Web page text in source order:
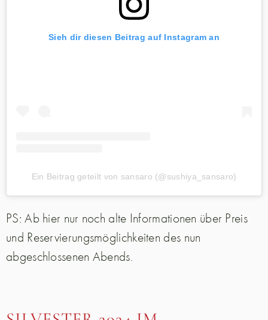
Sieh dir diesen Beitrag auf Instagram an
Ein Beitrag geteilt von sansaro (@sushiya_sansaro)
PS: Ab hier nur noch alte Informationen über Preis
und Reservierungsmöglichkeiten des nun
abgeschlossenen Abends.